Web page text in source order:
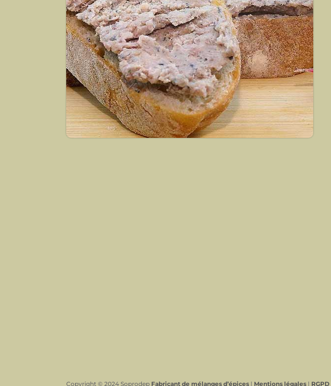
Copyright © 2024 Soprodep Fabricant de mélanges d’épices | Mentions légales | RGPD